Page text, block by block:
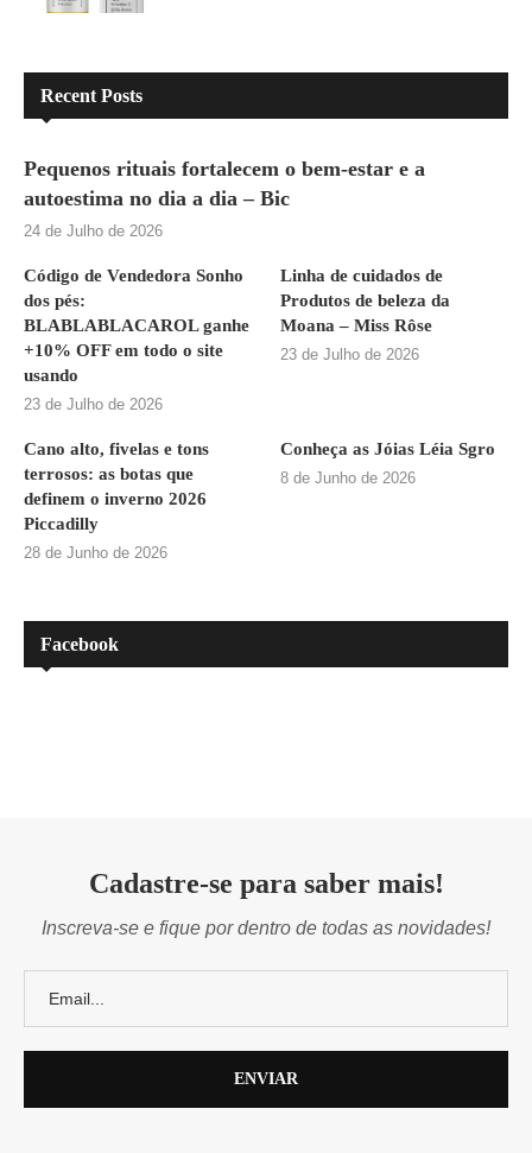
Recent Posts
Pequenos rituais fortalecem o bem-estar e a
autoestima no dia a dia – Bic
24 de Julho de 2026
Código de Vendedora Sonho
dos pés:
BLABLABLACAROL ganhe
+10% OFF em todo o site
usando
23 de Julho de 2026
Linha de cuidados de
Produtos de beleza da
Moana – Miss Rôse
23 de Julho de 2026
Cano alto, fivelas e tons
terrosos: as botas que
definem o inverno 2026
Piccadilly
28 de Junho de 2026
Conheça as Jóias Léia Sgro
8 de Junho de 2026
Facebook
Cadastre-se para saber mais!
Inscreva-se e fique por dentro de todas as novidades!